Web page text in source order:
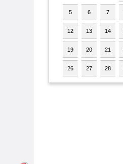
5 6 7
12 13 14
19 20 21
26 27 28